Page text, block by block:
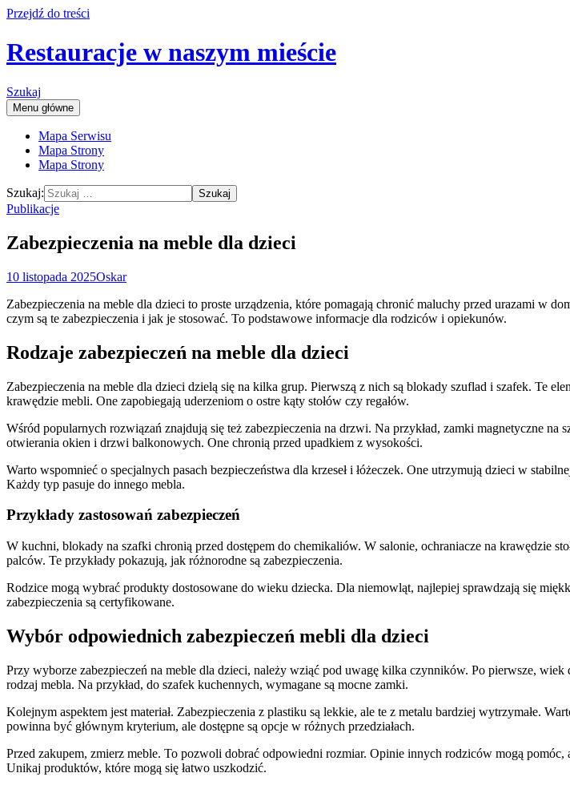
Przejdź do treści
Restauracje w naszym mieście
Szukaj
Menu główne
Mapa Serwisu
Mapa Strony
Mapa Strony
Szukaj:
Publikacje
Zabezpieczenia na meble dla dzieci
10 listopada 2025Oskar
Zabezpieczenia na meble dla dzieci to proste urządzenia, które pomagają chronić maluchy przed urazami w
czym są te zabezpieczenia i jak je stosować. To podstawowe informacje dla rodziców i opiekunów.
Rodzaje zabezpieczeń na meble dla dzieci
Zabezpieczenia na meble dla dzieci dzielą się na kilka grup. Pierwszą z nich są blokady szuflad i szafek. Te
krawędzie mebli. One zapobiegają uderzeniom o ostre kąty stołów czy regałów.
Wśród popularnych rozwiązań znajdują się też zabezpieczenia na drzwi. Na przykład, zamki magnetyczne
otwierania okien i drzwi balkonowych. One chronią przed upadkiem z wysokości.
Warto wspomnieć o specjalnych pasach bezpieczeństwa dla krzeseł i łóżeczek. One utrzymują dzieci w
Każdy typ pasuje do innego mebla.
Przykłady zastosowań zabezpieczeń
W kuchni, blokady na szafki chronią przed dostępem do chemikaliów. W salonie, ochraniacze na krawędzie
palców. Te przykłady pokazują, jak różnorodne są zabezpieczenia.
Rodzice mogą wybrać produkty dostosowane do wieku dziecka. Dla niemowląt, najlepiej sprawdzają się
zabezpieczenia są certyfikowane.
Wybór odpowiednich zabezpieczeń mebli dla dzieci
Przy wyborze zabezpieczeń na meble dla dzieci, należy wziąć pod uwagę kilka czynników. Po pierwsze,
rodzaj mebla. Na przykład, do szafek kuchennych, wymagane są mocne zamki.
Kolejnym aspektem jest materiał. Zabezpieczenia z plastiku są lekkie, ale te z metalu bardziej wytrzymałe.
powinna być głównym kryterium, ale dostępne są opcje w różnych przedziałach.
Przed zakupem, zmierz meble. To pozwoli dobrać odpowiedni rozmiar. Opinie innych rodziców mogą
Unikaj produktów, które mogą się łatwo uszkodzić.